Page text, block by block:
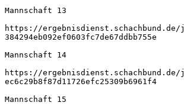
Mannschaft 13
https://ergebnisdienst.schachbund.de/
384294eb092ef0603fc7de67ddbb755e
Mannschaft 14
https://ergebnisdienst.schachbund.de/
ec6c29b8f87d11726efc25309b6961f4
Mannschaft 15